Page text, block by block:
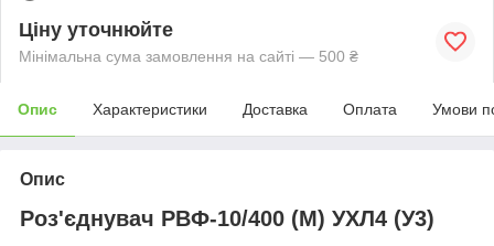
Ціну уточнюйте
Мінімальна сума замовлення на сайті — 500 ₴
Опис Характеристики Доставка Оплата Умови
Опис
Роз'єднувач РВФ-10/400 (М) УХЛ4 (У3)